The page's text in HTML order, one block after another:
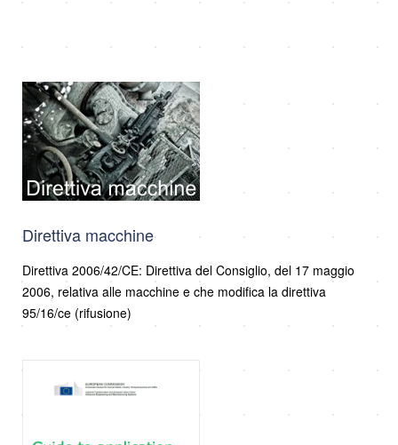
Direttiva macchine
Direttiva 2006/42/CE: Direttiva del Consiglio, del 17 maggio
2006, relativa alle macchine e che modifica la direttiva
95/16/ce (rifusione)